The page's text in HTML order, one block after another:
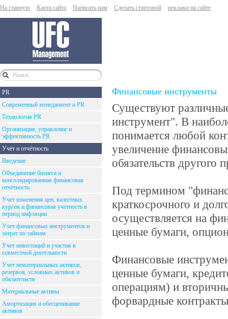
На главную Карта сайта Написать нам Сделать стартовой реклама на сайте
PR
Современный менеджмент и PR
Технология PR
Организация, управление и
эффективность PR
Учёт и отчётность
Введение
Объединение бизнеса и
консолидированная финансовая
отчётность
Учет изменения цен, валютных
курсов и финансовая учетность в
период инфляции
Учет финансовых инструментов и
затрат по займам
Учет инвестиций и участия в
совместной деятельности
Учет нематериальных активов,
резервов, условных активов и
обязательств
Материальные активы
Амортизация и обесценивание
активов
Финансовые инструменты
Существуют
инструмент". В
понимается любой
увеличение
обязательств другого
Под термином
краткосрочного и
осуществляется на
ценные бумаги,
Финансовые
ценные бумаги,
операциям) и
форвардные